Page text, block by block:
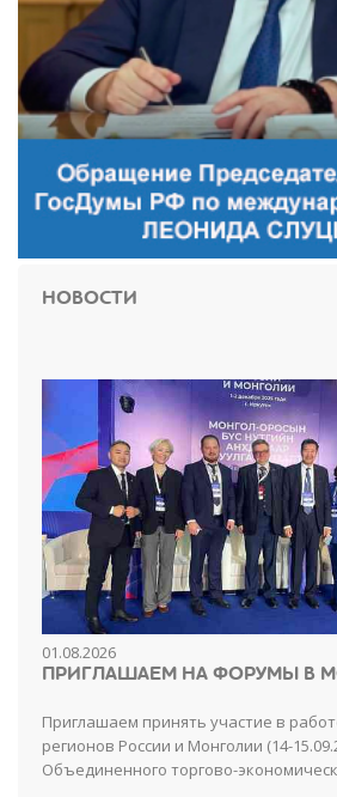
НОВОСТИ
01.08.2026
ПРИГЛАШАЕМ НА ФОРУМЫ В
Приглашаем принять участие в
регионов России и Монголии (14-
Объединенного торгово-